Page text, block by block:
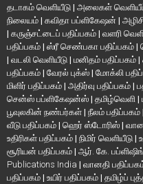
தடாகம் வெளியீடு | அலைகள்
நிலையம் | கவிதா பப்ளிகேஷன் |
| கருஞ்சட்டைப் பதிப்பகம் | வளரி
பதிப்பகம் | ஸ்ரீ செண்பகா பதிப்பகம் |
| வடலி வெளியீடு | மனிதம் பதிப்பகம் |
பதிப்பகம் | வேரல் புக்ஸ் | மோக்லி
மிளிர் பதிப்பகம் | அதிர்வு பதிப்பகம் |
சென்ஸ் பப்ளிகேஷன்ஸ் | தமிழ்வெளி |
பூவுலகின் நண்பர்கள் | நீலம் பதிப்பகம் |
வீடு பதிப்பகம் | ஹெர் ஸ்டோரிஸ் |
உதிரிகள் பதிப்பகம் | நிமிர் வெளியீடு |
சூரியன் பதிப்பகம் | ஆர். கே.
Publications India | வானதி
பதிப்பகம் | உயிர் பதிப்பகம் | தமிழ்ப்